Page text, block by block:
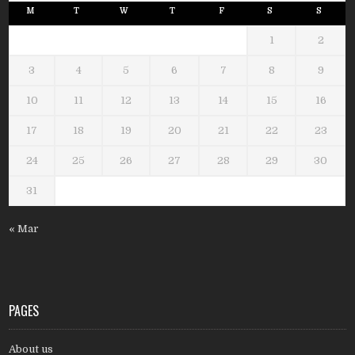
M T W T F S S
1 2
3 4 5 6 7 8 9
10 11 12 13 14 15 16
17 18 19 20 21 22 23
24 25 26 27 28 29 30
31
« Mar
PAGES
About us